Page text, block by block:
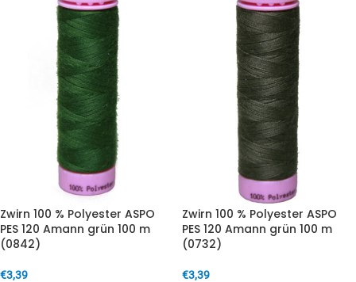
Zwirn 100 % Polyester ASPO
PES 120 Amann grün 100 m
(0842)
€3,39
Zwirn 100 % Polyester ASPO
PES 120 Amann grün 100 m
(0732)
€3,39